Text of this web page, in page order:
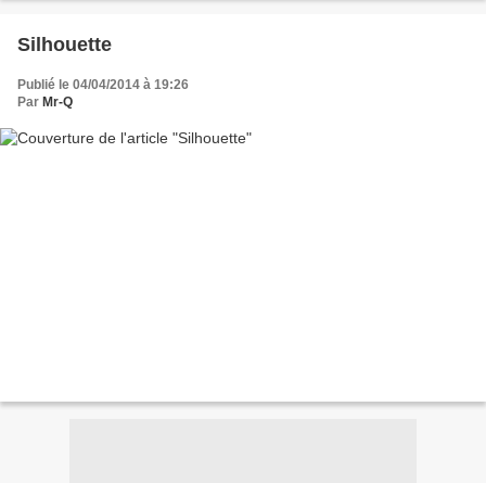
Silhouette
Publié le 04/04/2014 à 19:26
Par Mr-Q